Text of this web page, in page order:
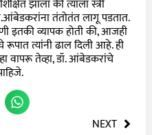
झाला की त्याला स्त्री
तंतोतंत लागू पडतात.
इतकी व्यापक होती की, आजही
रूपात त्यांनी ढाल दिली आहे. ही
वापरू तेव्हा, डॉ. आंबेडकरांचे
NEXT